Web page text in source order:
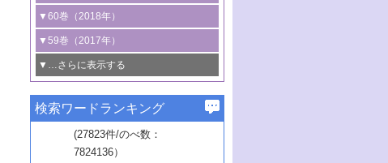
る非貴金属触媒の研究動向
5号 ゼオライトの合成と応用における研
究動向
6号 ヘテロ接合界面
B号 第135回触媒討論会（2025年）
線を利用した触媒解析技術の最先端
5号 単原子触媒
6号 参照触媒委員会からのお知らせ
B号 第133回触媒討論会（2023年）
4号 格子酸素・格子酸素欠陥を利用した
触媒反応
5号 生体触媒によるエネルギー変換反応
6号 窒素とリンの循環のための触媒・機
能性材料
3号 CO の排出削減および有効活用のた
めの触媒技術
4号 若手による情報発信企画～とびたて
若き触媒の研究者たち～（1）
若き触媒の研究者たち～（2）
6号 石油のノーブル・ユースを志向した
触媒技術
3号 特殊反応場を利用した触媒的分子変
換反応
4号 多孔質材料を用いた触媒の新展開
5号 情報学的手法を用いた触媒開発
6号 カーボンニュートラルに向けた電解
技術
B号 第127回触媒討論会（2021年・オン
ライン開催(Zoom)のみ）
タリゼーション
2号 機能化学品製造に資するクリーンな
触媒的酸化反応
3号 水処理のための触媒化学
4号 光触媒を用いた水分解の最新の研究
動向
5号 次世代の触媒プロセスを支えるマイ
1号 物質移動制御に着目した触媒プロセ
ス開発
2号 CO2 フリー水素サプライチェーンに
関わる触媒開発動向
3号 精密高分子合成に関する最近の研究
動向
4号 バイオマス化成品製造のための触媒
▼60巻（2018年）
1号 固体酸触媒の最新の研究動向
2号 二酸化炭素からの有用化学品合成
3号 ナノ粒子・クラスター触媒の最前線
4号 60周年記念企画
5号 進化するゼオライト合成技術
6号 非貴金属系触媒における電気化学的
▼59巻（2017年）
1号 いたるところに，触媒
最先端技術
3号 無機分離膜材料の開発と触媒反応プ
ロセスへの適用
▼…さらに表示する
1号 ユニークな構造の高分子を生み出す触
2号 リグニンからの化成品製造に向けた触
▼57巻（2015年）
1号 水素キャリアにかかわる触媒技術の新
▼56巻（2014年）
検索ワードランキング
(27823件/のべ数：
7824136）